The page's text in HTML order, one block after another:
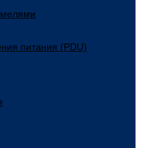
питания (PDU)